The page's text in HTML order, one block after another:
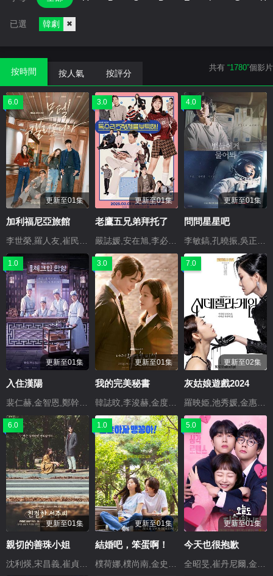
已選 韓劇
按時間 按人氣 按評分
共有 “1780”個影片
6.0
更新至01集
加利福尼亞旅館
李世榮,羅人友,崔民秀,崔喜珍,鄭容柱,李昭隸,救援
3.0
更新至01集
老鷹五兄弟拜托了
嚴誌媛,安在旭,李必模,崔大哲,金烔完,尹博,李錫基,???,裴海善,樸孝朱,劉仁英,金承允,申澀琪,金俊裴,尹俊源
4.0
更新至01集
問問星星吧
李敏鎬,孔曉振,吳正世,韓智恩,亞曆克斯·哈夫納,李艾,金周憲,樸真珠,金應洙,李初熙,Barri,Tsavaris
1.0
更新至01集
入住漢陽
3.0
更新至01集
我的完美秘書
7.0
更新至02集
灰姑娘遊戲2024
羅映姫,池秀媛,金惠玉,崔鍾煥,韓可露,崔尚（??）,樸利媛（???）,權道英（???）
6.0
更新至01集
親切的善珠小姐
1.0
更新至01集
結婚吧，笨蛋啊！
5.0
更新至01集
今天也很抱歉